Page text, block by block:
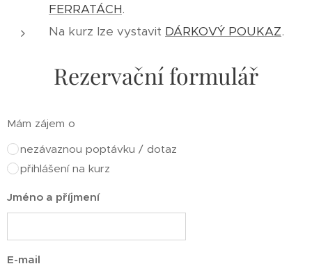
FERRATÁCH.
Na kurz lze vystavit DÁRKOVÝ POUKAZ.
Rezervační formulář
Mám zájem o
nezávaznou poptávku / dotaz
přihlášení na kurz
Jméno a příjmení
E-mail